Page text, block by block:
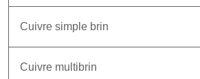
Cuivre simple brin
Cuivre multibrin